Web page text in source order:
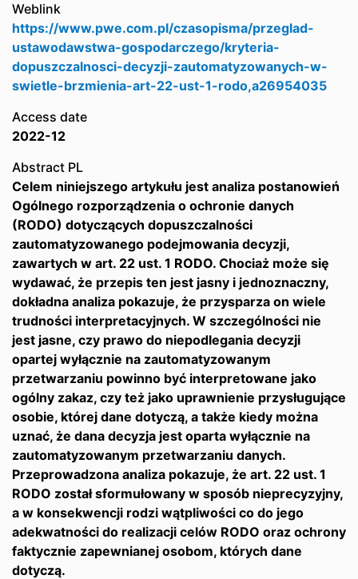
Weblink
https://www.pwe.com.pl/czasopisma/przeglad-
ustawodawstwa-gospodarczego/kryteria-
dopuszczalnosci-decyzji-zautomatyzowanych-w-
swietle-brzmienia-art-22-ust-1-rodo,a26954035
Access date
2022-12
Abstract PL
Celem niniejszego artykułu jest analiza postanowień
Ogólnego rozporządzenia o ochronie danych
(RODO) dotyczących dopuszczalności
zautomatyzowanego podejmowania decyzji,
zawartych w art. 22 ust. 1 RODO. Chociaż może się
wydawać, że przepis ten jest jasny i jednoznaczny,
dokładna analiza pokazuje, że przysparza on wiele
trudności interpretacyjnych. W szczególności nie
jest jasne, czy prawo do niepodlegania decyzji
opartej wyłącznie na zautomatyzowanym
przetwarzaniu powinno być interpretowane jako
ogólny zakaz, czy też jako uprawnienie przysługujące
osobie, której dane dotyczą, a także kiedy można
uznać, że dana decyzja jest oparta wyłącznie na
zautomatyzowanym przetwarzaniu danych.
Przeprowadzona analiza pokazuje, że art. 22 ust. 1
RODO został sformułowany w sposób nieprecyzyjny,
a w konsekwencji rodzi wątpliwości co do jego
adekwatności do realizacji celów RODO oraz ochrony
faktycznie zapewnianej osobom, których dane
dotyczą.